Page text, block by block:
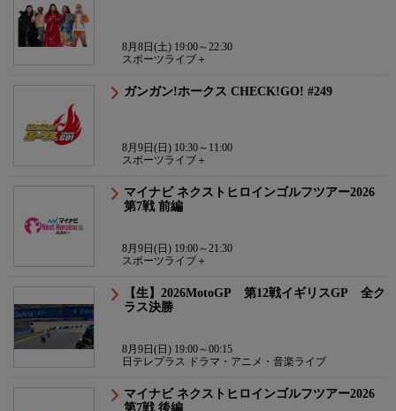
8月8日(土) 19:00～22:30
スポーツライブ＋
ガンガン!ホークス CHECK!GO! #249
8月9日(日) 10:30～11:00
スポーツライブ＋
マイナビ ネクストヒロインゴルフツアー2026
第7戦 前編
8月9日(日) 19:00～21:30
スポーツライブ＋
【生】2026MotoGP 第12戦イギリスGP 全ク
ラス決勝
8月9日(日) 19:00～00:15
日テレプラス ドラマ・アニメ・音楽ライブ
マイナビ ネクストヒロインゴルフツアー2026
第7戦 後編